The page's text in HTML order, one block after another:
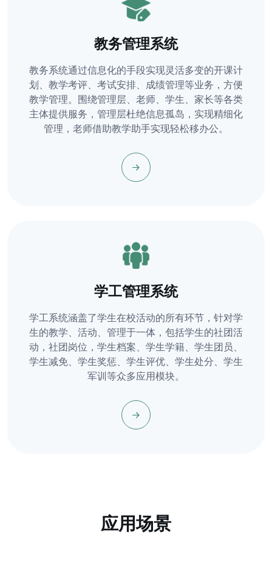
教务管理系统
教务系统通过信息化的手段实现灵活多变的开课计
划、教学考评、考试安排、成绩管理等业务，方便
教学管理。围绕管理层、老师、学生、家长等各类
主体提供服务，管理层杜绝信息孤岛，实现精细化
管理，老师借助教学助手实现轻松移办公。
学工管理系统
学工系统涵盖了学生在校活动的所有环节，针对学
生的教学、活动、管理于一体，包括学生的社团活
动，社团岗位，学生档案、学生学籍、学生团员、
学生减免、学生奖惩、学生评优、学生处分、学生
军训等众多应用模块。
应用场景